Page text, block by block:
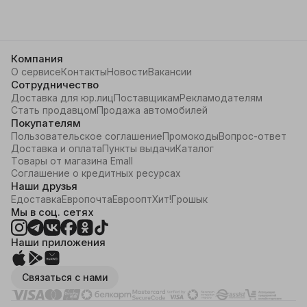
Компания
О сервисеКонтактыНовостиВакансии
Сотрудничество
Доставка для юр.лицПоставщикамРекламодателям
Стать продавцомПродажа автомобилей
Покупателям
Пользовательское соглашениеПромокодыВопрос-ответ
Доставка и оплатаПункты выдачиКаталог
Товары от магазина Emall
Соглашение о кредитных ресурсах
Наши друзья
ЕдоставкаЕвропочтаЕврооптХит!Грошык
Мы в соц. сетях
Наши приложения
Связаться с нами